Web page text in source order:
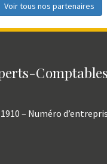
Voir tous nos partenaires
– Numéro